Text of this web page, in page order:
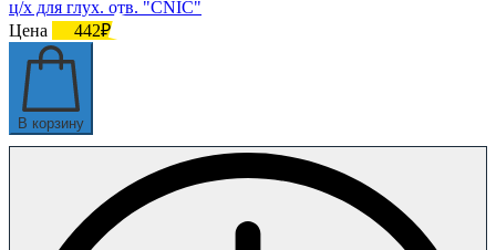
ц/х для глух. отв. "CNIC"
Цена
442₽
В корзину